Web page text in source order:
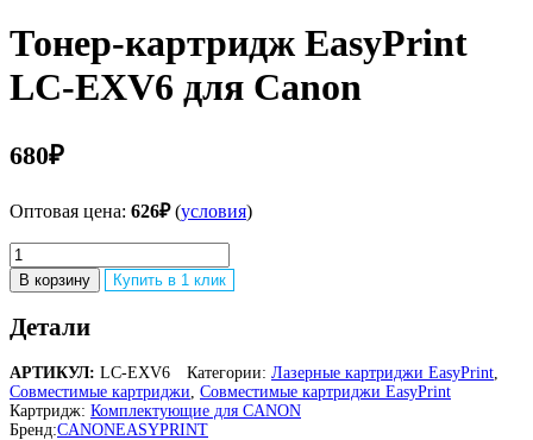
Тонер-картридж EasyPrint
LC-EXV6 для Canon
680₽
Оптовая цена: 626₽(условия)
Количество
товара
Тонер-
картридж
EasyPrint
EXV6
для
Canon
В корзину Купить в 1 клик
Детали
АРТИКУЛ: LC-EXV6 Категории: Лазерные картриджи EasyPrint
Совместимые картриджи Совместимые картриджи EasyPrint
Картридж: Комплектующие для CANON
Бренд:CANONEASYPRINT